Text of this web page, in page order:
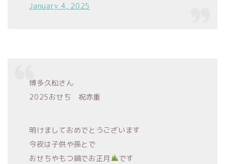
January 4, 2025
博多久松さん
2025おせち 祝赤重
明けましておめでとうございます
今夜は子供や孫とで
おせちやもつ鍋でお正月
です